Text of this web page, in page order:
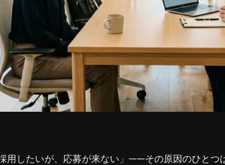
用したいが、応募が来ない」——その原因のひとつ